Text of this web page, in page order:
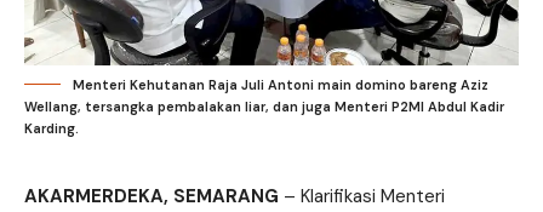
Menteri Kehutanan Raja Juli Antoni main domino bareng Aziz
Wellang, tersangka pembalakan liar, dan juga Menteri P2MI Abdul Kadir
Karding.
AKARMERDEKA, SEMARANG – Klarifikasi Menteri